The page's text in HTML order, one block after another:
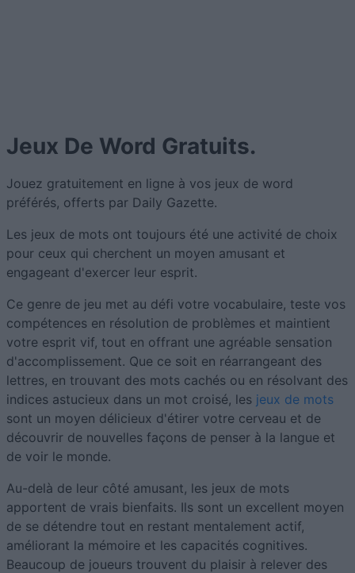
Jeux De Word Gratuits.
Jouez gratuitement en ligne à vos jeux de word
préférés, offerts par Daily Gazette.
Les jeux de mots ont toujours été une activité de choix
pour ceux qui cherchent un moyen amusant et
engageant d'exercer leur esprit.
Ce genre de jeu met au défi votre vocabulaire, teste vos
compétences en résolution de problèmes et maintient
votre esprit vif, tout en offrant une agréable sensation
d'accomplissement. Que ce soit en réarrangeant des
lettres, en trouvant des mots cachés ou en résolvant des
indices astucieux dans un mot croisé, les jeux de mots
sont un moyen délicieux d'étirer votre cerveau et de
découvrir de nouvelles façons de penser à la langue et
de voir le monde.
Au-delà de leur côté amusant, les jeux de mots
apportent de vrais bienfaits. Ils sont un excellent moyen
de se détendre tout en restant mentalement actif,
améliorant la mémoire et les capacités cognitives.
Beaucoup de joueurs trouvent du plaisir à relever des